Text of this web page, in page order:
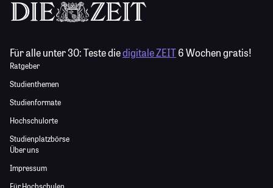
Für alle unter 30:Teste diedigitale ZEIT6 Wochen gratis!
Ratgeber
Studienthemen
Studienformate
Hochschulorte
Studienplatzbörse
Über uns
Impressum